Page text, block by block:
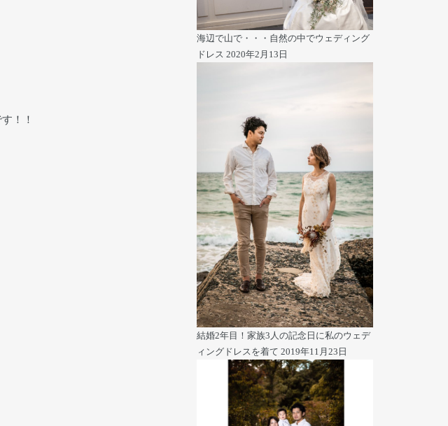
！！
海辺で山で・・・自然の中でウェディング
ドレス 2020年2月13日
結婚2年目！家族3人の記念日に私のウェデ
ィングドレスを着て 2019年11月23日